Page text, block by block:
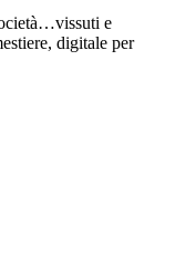
e
digitale per